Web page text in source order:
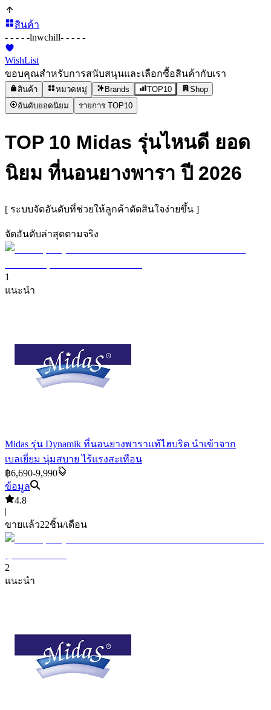
สินค้า
- - - - -lnwchill- - - - -
WishList
ขอบคุณสำหรับการสนับสนุนและเลือกซื้อสินค้ากับเรา
สินค้า หมวดหมู่ Brands TOP10
Shop
อันดับยอดนิยม
รายการ TOP10
TOP 10 Midas รุ่นไหนดี ยอด
นิยม ที่นอนยางพารา ปี 2026
[ ระบบจัดอันดับที่ช่วยให้ลูกค้าตัดสินใจง่ายขึ้น ]
จัดอันดับล่าสุดตามจริง
1
แนะนำ
Midas รุ่น Dynamik ที่นอนยางพาราแท้ไฮบริด นำเข้าจาก
เบลเยี่ยม นุ่มสบาย ไร้แรงสะเทือน
฿6,690-9,990
ข้อมูล
4.8
|
ขายแล้ว22ชิ้น/เดือน
2
แนะนำ